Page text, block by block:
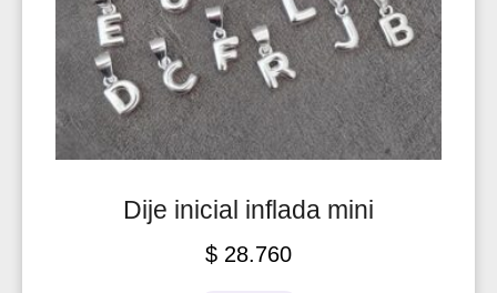
Dije inicial inflada mini
$ 28.760